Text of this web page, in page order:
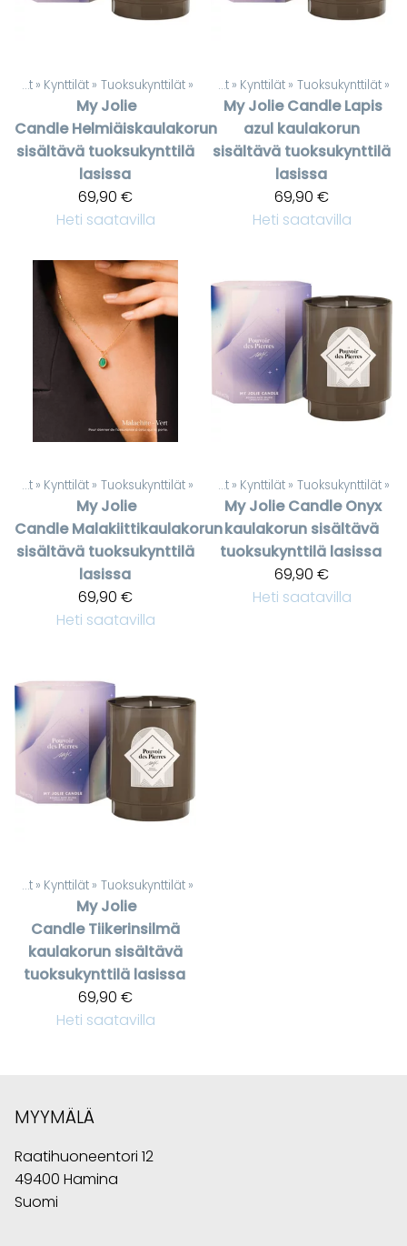
Kynttilät, lyhdyt ja Kynttilänjalat ‪» Kynttilät ‪» Tuoksukynttilät ‪»
My Jolie
Candle Helmiäiskaulakorun
sisältävä tuoksukynttilä
lasissa
69,90 €
Heti saatavilla
‪» Kynttilät, lyhdyt ja Kynttilänjalat ‪» Kynttilät ‪» Tuoksukynttilät ‪»
My Jolie Candle Lapis
azul kaulakorun
sisältävä tuoksukynttilä
lasissa
69,90 €
Heti saatavilla
Kynttilät, lyhdyt ja Kynttilänjalat ‪» Kynttilät ‪» Tuoksukynttilät ‪»
My Jolie
Candle Malakiittikaulakorun
sisältävä tuoksukynttilä
lasissa
69,90 €
Heti saatavilla
‪» Kynttilät, lyhdyt ja Kynttilänjalat ‪» Kynttilät ‪» Tuoksukynttilät ‪»
My Jolie Candle Onyx
kaulakorun sisältävä
tuoksukynttilä lasissa
69,90 €
Heti saatavilla
Kynttilät, lyhdyt ja Kynttilänjalat ‪» Kynttilät ‪» Tuoksukynttilät ‪»
My Jolie
Candle Tiikerinsilmä
kaulakorun sisältävä
tuoksukynttilä lasissa
69,90 €
Heti saatavilla
MYYMÄLÄ
Raatihuoneentori 12
49400 Hamina
Suomi